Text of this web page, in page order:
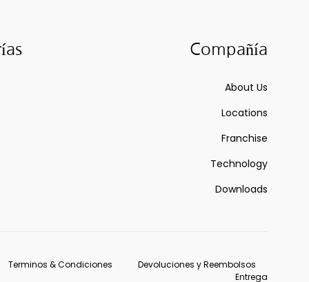
Compañía
About Us
Locations
Franchise
Technology
Downloads
Terminos & Condiciones
Devoluciones y Reembolsos
Entrega